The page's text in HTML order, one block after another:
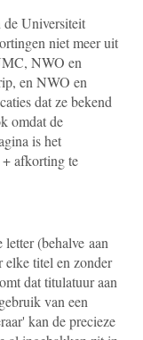
Universiteit
niet meer uit
NWO en
en NWO en
dat ze bekend
omdat de
is het
+ afkorting te
(behalve aan
elke titel en zonder
dat titulatuur aan
van een
kan de precieze